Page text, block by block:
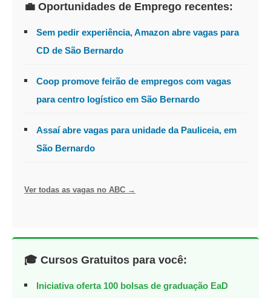
💼 Oportunidades de Emprego recentes:
Sem pedir experiência, Amazon abre vagas para
CD de São Bernardo
Coop promove feirão de empregos com vagas
para centro logístico em São Bernardo
Assaí abre vagas para unidade da Pauliceia, em
São Bernardo
Ver todas as vagas no ABC →
🎓 Cursos Gratuitos para você:
Iniciativa oferta 100 bolsas de graduação EaD